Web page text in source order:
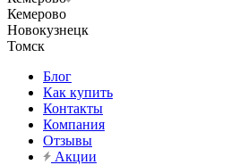
Кемерово
Новокузнецк
Томск
Блог
Как купить
Контакты
Компания
Отзывы
Акции